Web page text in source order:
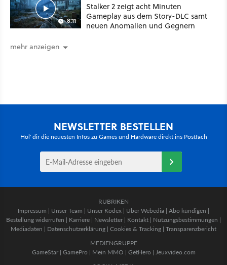
8:11
Stalker 2 zeigt acht Minuten
Gameplay aus dem Story-DLC samt
neuen Anomalien und Gegnern
mehr anzeigen
NEWSLETTER BESTELLEN
Hol' dir die neuesten Infos zu Games und Hardware direkt ins Postfach
RUBRIKEN
Impressum | Unser Team | Unser Kodex | Über Webedia | Abo kündigen |
Bestellung widerrufen | Karriere | Newsletter | Kontakt | Nutzungsbestimmungen |
Mediadaten | Datenschutzerklärung | Cookies & Tracking | Transparenzbericht
MEDIENGRUPPE
GameStar| GamePro | Mein MMO | GetHero | Jeuxvideo.com